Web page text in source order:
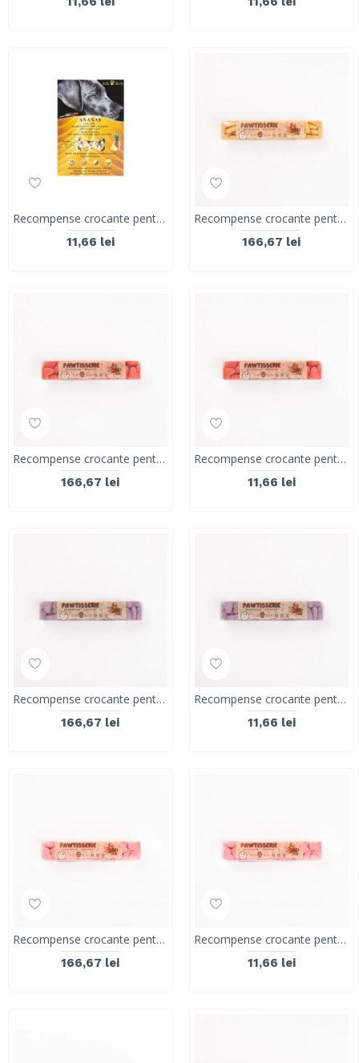
Recompense crocante pentru caini ROLLS ROCKY ROLLS ROCKY BISCUIȚI CU ananas, 300 g
11,66 lei
Recompense crocante pentru caini ROLLS ROCKY PAWTISSERIE MINIATURE HEARTS, Yellow, 8 kg
166,67 lei
Recompense crocante pentru caini ROLLS ROCKY PAWTISSERIE MINIATURE HEARTS, Red, 8 kg
166,67 lei
Recompense crocante pentru caini ROLLS ROCKY PAWTISSERIE MINIATURE HEARTS, Red, 50g
11,66 lei
Recompense crocante pentru caini ROLLS ROCKY PAWTISSERIE MINIATURE HEARTS, purple, 8 kg
166,67 lei
Recompense crocante pentru caini ROLLS ROCKY PAWTISSERIE MINIATURE HEARTS, purple, 50g
11,66 lei
Recompense crocante pentru caini ROLLS ROCKY PAWTISSERIE MINIATURE HEARTS, pink, 8 kg
166,67 lei
Recompense crocante pentru caini ROLLS ROCKY PAWTISSERIE MINIATURE HEARTS, pink, 50g
11,66 lei